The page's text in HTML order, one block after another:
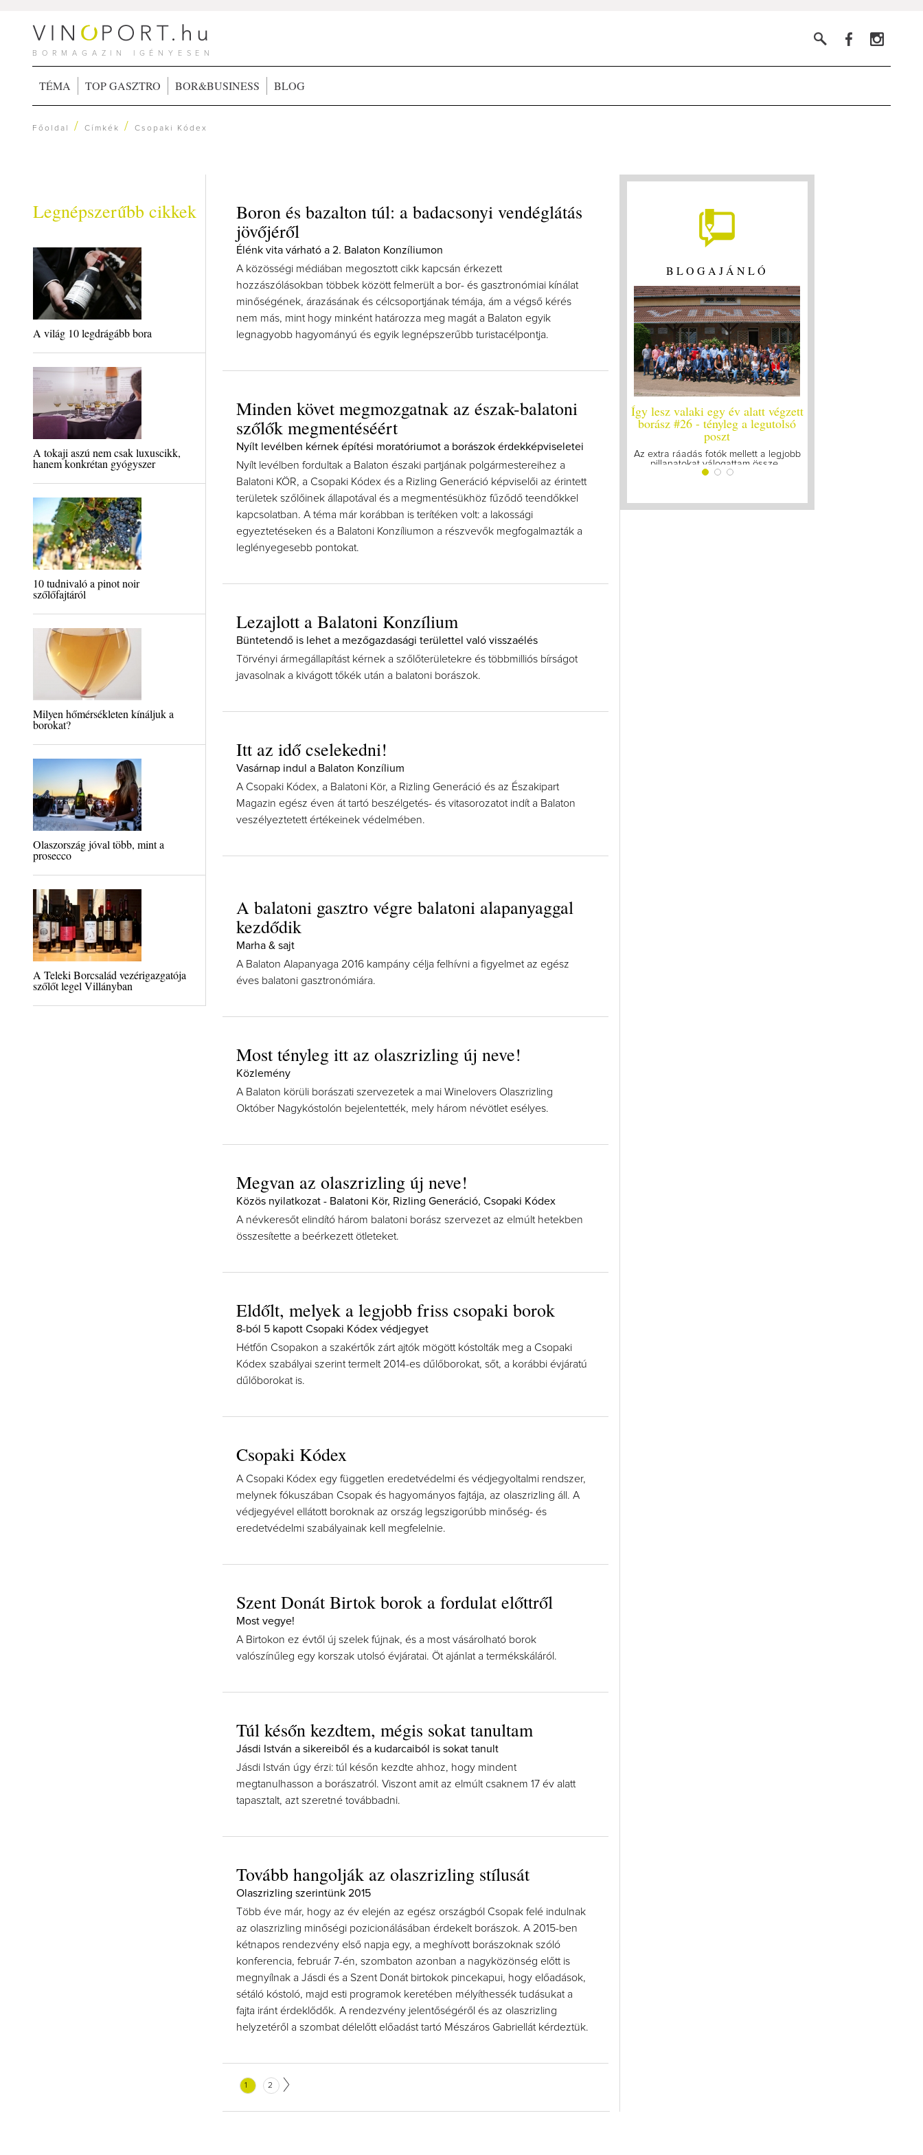
BORMAGAZIN IGÉNYESEN
TÉMA TOP GASZTRO BOR&BUSINESS BLOG
Főoldal /Címkék /Csopaki Kódex
Legnépszerűbb cikkek
A világ 10 legdrágább bora
A tokaji aszú nem csak luxuscikk,
hanem konkrétan gyógyszer
10 tudnivaló a pinot noir
szőlőfajtáról
Milyen hőmérsékleten kínáljuk a
borokat?
Olaszország jóval több, mint a
prosecco
A Teleki Borcsalád vezérigazgatója
szőlőt legel Villányban
Boron és bazalton túl: a badacsonyi vendéglátás
jövőjéről
Élénk vita várható a 2. Balaton Konzíliumon
A közösségi médiában megosztott cikk kapcsán érkezett
hozzászólásokban többek között felmerült a bor- és gasztronómiai kínálat
minőségének, árazásának és célcsoportjának témája, ám a végső kérés
nem más, mint hogy minként határozza meg magát a Balaton egyik
legnagyobb hagyományú és egyik legnépszerűbb turistacélpontja.
Minden követ megmozgatnak az észak-balatoni
szőlők megmentéséért
Nyílt levélben kérnek építési moratóriumot a borászok érdekképviseletei
Nyílt levélben fordultak a Balaton északi partjának polgármestereihez a
Balatoni KÖR, a Csopaki Kódex és a Rizling Generáció képviselői az érintett
területek szőlőinek állapotával és a megmentésükhöz fűződő teendőkkel
kapcsolatban. A téma már korábban is terítéken volt: a lakossági
egyeztetéseken és a Balatoni Konzíliumon a részvevők megfogalmazták a
leglényegesebb pontokat.
Lezajlott a Balatoni Konzílium
Büntetendő is lehet a mezőgazdasági területtel való visszaélés
Törvényi ármegállapítást kérnek a szőlőterületekre és többmilliós bírságot
javasolnak a kivágott tőkék után a balatoni borászok.
Itt az idő cselekedni!
Vasárnap indul a Balaton Konzílium
A Csopaki Kódex, a Balatoni Kör, a Rizling Generáció és az Északipart
Magazin egész éven át tartó beszélgetés- és vitasorozatot indít a Balaton
veszélyeztetett értékeinek védelmében.
A balatoni gasztro végre balatoni alapanyaggal
kezdődik
Marha & sajt
A Balaton Alapanyaga 2016 kampány célja felhívni a figyelmet az egész
éves balatoni gasztronómiára.
Most tényleg itt az olaszrizling új neve!
Közlemény
A Balaton körüli borászati szervezetek a mai Winelovers Olaszrizling
Október Nagykóstolón bejelentették, mely három névötlet esélyes.
Megvan az olaszrizling új neve!
Közös nyilatkozat - Balatoni Kör, Rizling Generáció, Csopaki Kódex
A névkeresőt elindító három balatoni borász szervezet az elmúlt hetekben
összesítette a beérkezett ötleteket.
Eldőlt, melyek a legjobb friss csopaki borok
8-ból 5 kapott Csopaki Kódex védjegyet
Hétfőn Csopakon a szakértők zárt ajtók mögött kóstolták meg a Csopaki
Kódex szabályai szerint termelt 2014-es dűlőborokat, sőt, a korábbi évjáratú
dűlőborokat is.
Csopaki Kódex
A Csopaki Kódex egy független eredetvédelmi és védjegyoltalmi rendszer,
melynek fókuszában Csopak és hagyományos fajtája, az olaszrizling áll. A
védjegyével ellátott boroknak az ország legszigorúbb minőség- és
eredetvédelmi szabályainak kell megfelelnie.
Szent Donát Birtok borok a fordulat előttről
Most vegye!
A Birtokon ez évtől új szelek fújnak, és a most vásárolható borok
valószínűleg egy korszak utolsó évjáratai. Öt ajánlat a termékskáláról.
Túl későn kezdtem, mégis sokat tanultam
Jásdi István a sikereiből és a kudarcaiból is sokat tanult
Jásdi István úgy érzi: túl későn kezdte ahhoz, hogy mindent
megtanulhasson a borászatról. Viszont amit az elmúlt csaknem 17 év alatt
tapasztalt, azt szeretné továbbadni.
Tovább hangolják az olaszrizling stílusát
Olaszrizling szerintünk 2015
Több éve már, hogy az év elején az egész országból Csopak felé indulnak
az olaszrizling minőségi pozicionálásában érdekelt borászok. A 2015-ben
kétnapos rendezvény első napja egy, a meghívott borászoknak szóló
konferencia, február 7-én, szombaton azonban a nagyközönség előtt is
megnyílnak a Jásdi és a Szent Donát birtokok pincekapui, hogy előadások,
sétáló kóstoló, majd esti programok keretében mélyíthessék tudásukat a
fajta iránt érdeklődők. A rendezvény jelentőségéről és az olaszrizling
helyzetéről a szombat délelőtt előadást tartó Mészáros Gabriellát kérdeztük.
1 2
BLOGAJÁNLÓ
Így lesz valaki egy év alatt végzett
Az extra ráadás fotók mellett a legjobb
pillanatokat válogattam össze...
Így lesz valaki egy év alatt végzett
borász #25
Megírtuk a modulzáró vizsgákat, már
lázasan készülünk az utolsó...